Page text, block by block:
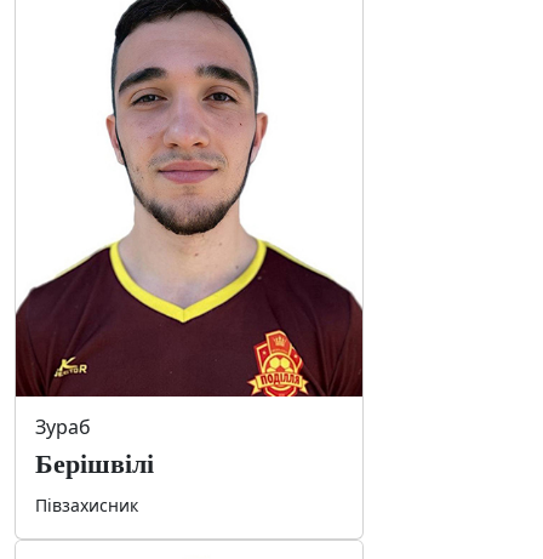
Зураб
Берішвілі
Півзахисник